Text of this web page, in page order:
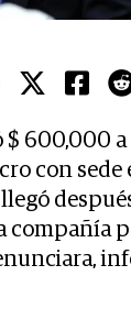
$ 600,000
con sede
compañía